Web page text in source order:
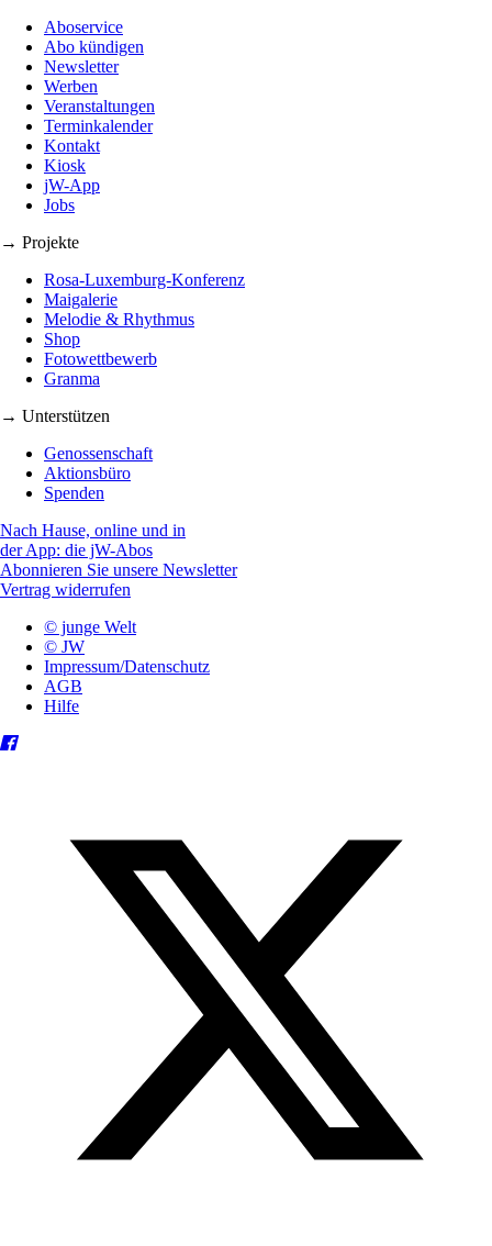
Aboservice
Abo kündigen
Newsletter
Werben
Veranstaltungen
Terminkalender
Kontakt
Kiosk
jW-App
Jobs
→ Projekte
Rosa-Luxemburg-Konferenz
Maigalerie
Melodie & Rhythmus
Shop
Fotowettbewerb
Granma
→ Unterstützen
Genossenschaft
Aktionsbüro
Spenden
Nach Hause, online und in
der App: die jW-Abos
Abonnieren Sie unsere Newsletter
Vertrag widerrufen
© junge Welt
© JW
Impressum/Datenschutz
AGB
Hilfe